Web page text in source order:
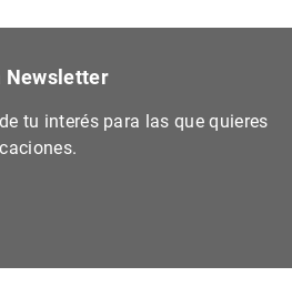
Newsletter
tu interés para las que quieres